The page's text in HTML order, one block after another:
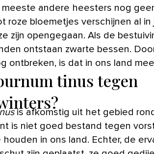
meeste andere heesters nog
roze bloemetjes verschijnen al in
zijn opengegaan. Als de
ontstaan zwarte bessen.
ontbreken, is dat in ons land
tinus tegen
is afkomstig uit het gebied
is niet goed bestand tegen
houden in ons land. Echter, de